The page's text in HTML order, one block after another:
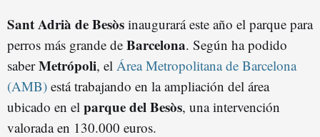
Sant Adrià de Besòs inaugurará este año el parque para
perros más grande de Barcelona. Según ha podido
saberMetrópoli, el Área Metropolitana de Barcelona
(AMB) está trabajando en la ampliación del área
ubicado en el parque del Besòs, una intervención
valorada en 130.000 euros.